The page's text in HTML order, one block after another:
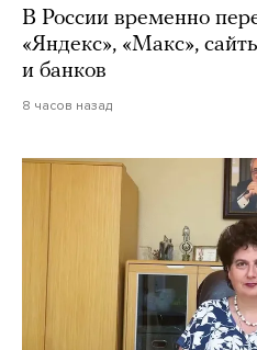
В России временно
«Яндекс», «Макс»,
и банков
8 часов назад